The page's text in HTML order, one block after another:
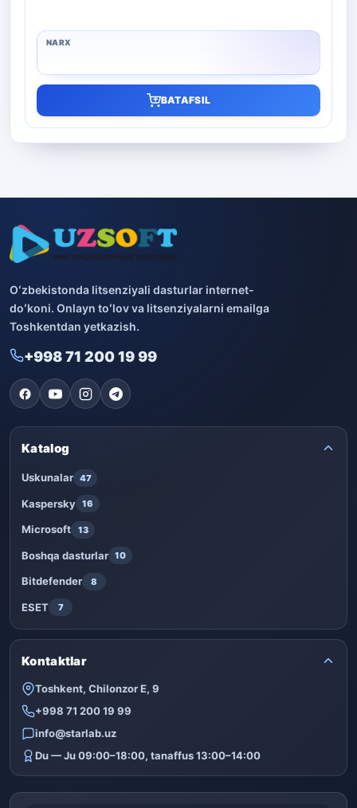
BATAFSIL
Oʻzbekistonda litsenziyali dasturlar internet-
doʻkoni. Onlayn toʻlov va litsenziyalarni emailga
Toshkentdan yetkazish.
+998 71 200 19 99
Katalog
Uskunalar 47
Kaspersky 16
Microsoft 13
Boshqa dasturlar 10
Bitdefender 8
ESET 7
Kontaktlar
Toshkent, Chilonzor E, 9
+998 71 200 19 99
info@starlab.uz
Du — Ju 09:00–18:00, tanaffus 13:00–14:00